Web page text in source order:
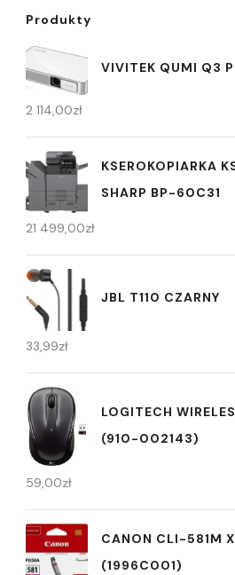
Produkty
VIVITEK QUMI Q3
2 114,00zł
KSEROKOPIARKA
SHARP BP-60C31
21 499,00zł
JBL T110 CZARNY
33,99zł
LOGITECH
(910-002143)
59,00zł
CANON CLI-581M
(1996C001)